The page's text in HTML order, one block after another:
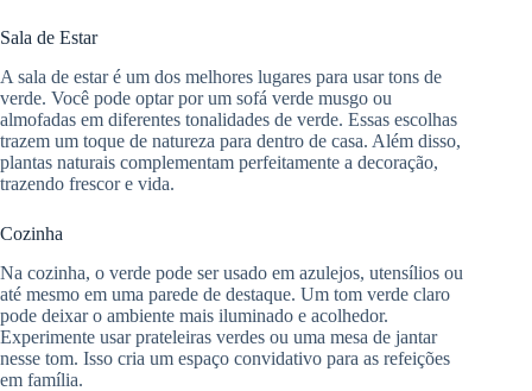
Sala de Estar
A sala de estar é um dos melhores lugares para usar tons de
verde. Você pode optar por um sofá verde musgo ou
almofadas em diferentes tonalidades de verde. Essas escolhas
trazem um toque de natureza para dentro de casa. Além disso,
plantas naturais complementam perfeitamente a decoração,
trazendo frescor e vida.
Cozinha
Na cozinha, o verde pode ser usado em azulejos, utensílios ou
até mesmo em uma parede de destaque. Um tom verde claro
pode deixar o ambiente mais iluminado e acolhedor.
Experimente usar prateleiras verdes ou uma mesa de jantar
nesse tom. Isso cria um espaço convidativo para as refeições
em família.